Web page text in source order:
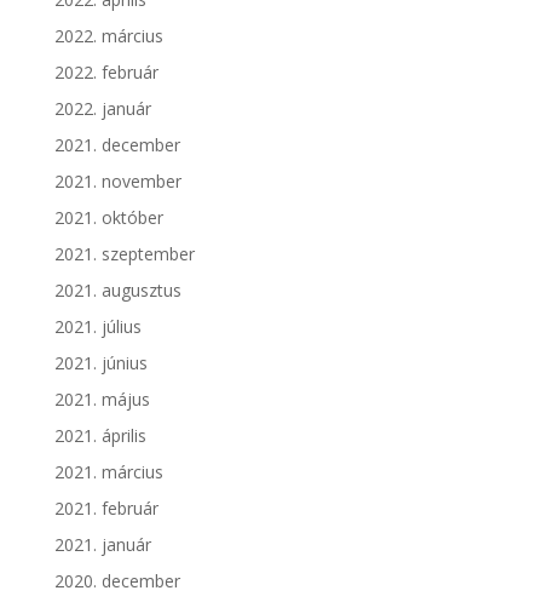
2022. március
2022. február
2022. január
2021. december
2021. november
2021. október
2021. szeptember
2021. augusztus
2021. július
2021. június
2021. május
2021. április
2021. március
2021. február
2021. január
2020. december